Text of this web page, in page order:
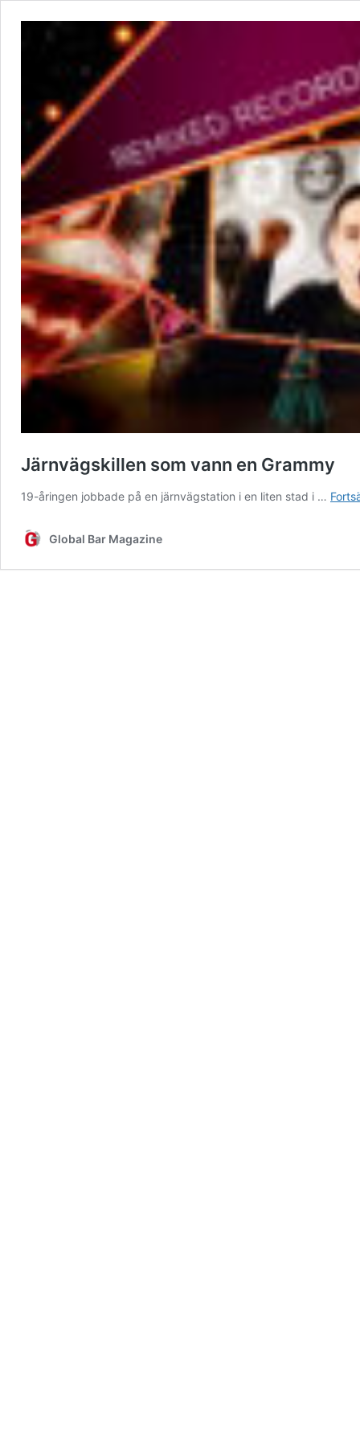
Järnvägskillen som vann en Grammy
19-åringen jobbade på en järnvägstation i en liten stad i …
Global Bar Magazine